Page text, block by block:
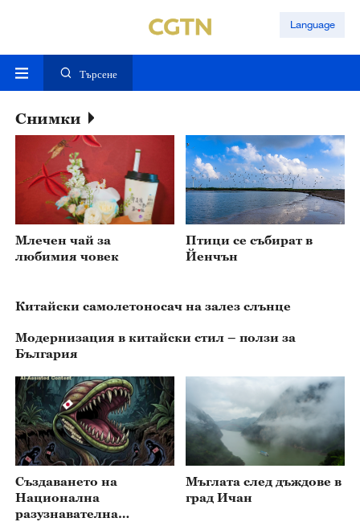
Language
Търсене
Снимки
Млечен чай за
любимия човек
Птици се събират в
Йенчън
Китайски самолетоносач на залез слънце
Модернизация в китайски стил – ползи за
България
Създаването на
Национална
разузнавателна
Мъглата след дъждове в
град Ичан